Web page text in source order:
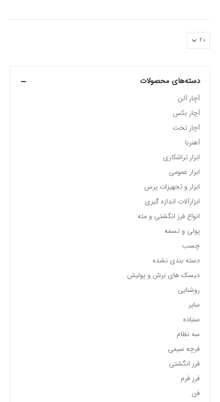
دسته‌های محصولات
آچار آلن
آچار بکس
آچار تخت
آهنربا
ابزار تراشکاری
ابزار عمومی
ابزار و تجهیزات پرس
ابزارآلات اندازه گیری
انواع فرز انگشتی و مته
پولی و تسمه
چسب
دسته بندی نشده
دیسک های برش و پولیش
روشنایی
سایر
سنباده
سه نظام
فرچه سیمی
فرز انگشتی
فرز فرم
فن